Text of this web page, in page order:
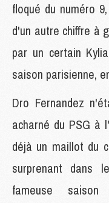
floqué du numéro
d'un autre chiffre à
par un certain
saison parisienne,
Dro Fernandez
acharné du PSG à
déjà un maillot du
surprenant dans
fameuse saison